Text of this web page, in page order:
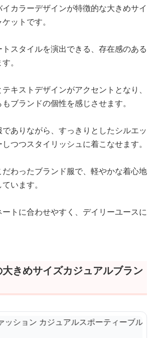
カラーデザインが特徴的な大きめサイ
ットです。
スタイルを演出できる、存在感のある
。
キストデザインがアクセントとなり、
ブランドの個性を感じさせます。
ありながら、すっきりとしたシルエッ
つつスタイリッシュに着こなせます。
わったブランド服で、軽やかな着心地
います。
トに合わせやすく、デイリーユースに
きめサイズカジュアルブラン